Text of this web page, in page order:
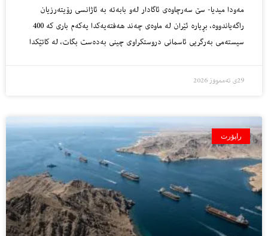
مه‌ودا میدیا- سێ سەرچاوەی ئاگادار لەو بابەتە بە ئاژانسی رۆیتەرزیان
راگەیاندووە، بڕیارە ئێران لە ماوەی چەند هەفتەیەکدا یەکەم باری کە 400
سیستەمی بەرگریی ئاسمانی دروستکراوی چینی بەدەست بگات، لە کاتێکدا
29ی تەممووز 2026
راپۆرت